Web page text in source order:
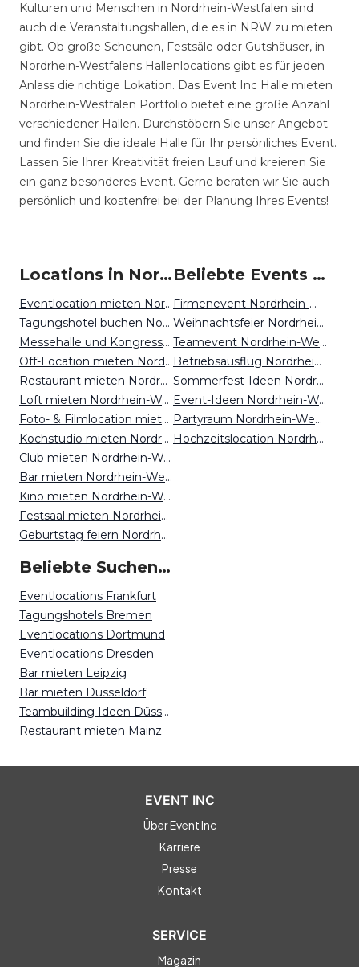
Kulturen und Menschen in Nordrhein-Westfalen sind
auch die Veranstaltungshallen, die es in NRW zu mieten
gibt. Ob große Scheunen, Festsäle oder Gutshäuser, in
Nordrhein-Westfalens Hallenlocations gibt es für jeden
Anlass die richtige Lokation. Das Event Inc Halle mieten
Nordrhein-Westfalen Portfolio bietet eine große Anzahl
verschiedener Hallen. Durchstöbern Sie unser Angebot
und finden Sie die ideale Halle für Ihr persönliches Event.
Lassen Sie Ihrer Kreativität freien Lauf und kreieren Sie
ein ganz besonderes Event. Gerne beraten wir Sie auch
persönlich und kostenfrei bei der Planung Ihres Events!
Locations in Nordrhein-Westfalen mieten
Eventlocation mieten Nordrhein-Westfalen
Tagungshotel buchen Nordrhein-Westfalen
Messehalle und Kongresszentrum mieten Nordrhein-Westfalen
Off-Location mieten Nordrhein-Westfalen
Restaurant mieten Nordrhein-Westfalen
Loft mieten Nordrhein-Westfalen
Foto- & Filmlocation mieten Nordrhein-Westfalen
Kochstudio mieten Nordrhein-Westfalen
Club mieten Nordrhein-Westfalen
Bar mieten Nordrhein-Westfalen
Kino mieten Nordrhein-Westfalen
Festsaal mieten Nordrhein-Westfalen
Geburtstag feiern Nordrhein-Westfalen
Beliebte Events in Nordrhein-Westfalen
Firmenevent Nordrhein-Westfalen
Weihnachtsfeier Nordrhein-Westfalen
Teamevent Nordrhein-Westfalen
Betriebsausflug Nordrhein-Westfalen
Sommerfest-Ideen Nordrhein-Westfalen
Event-Ideen Nordrhein-Westfalen
Partyraum Nordrhein-Westfalen
Hochzeitslocation Nordrhein-Westfalen
Beliebte Suchen auf Event Inc
Eventlocations Frankfurt
Tagungshotels Bremen
Eventlocations Dortmund
Eventlocations Dresden
Bar mieten Leipzig
Bar mieten Düsseldorf
Teambuilding Ideen Düsseldorf
Restaurant mieten Mainz
EVENT INC
Über Event Inc
Karriere
Presse
Kontakt
SERVICE
Magazin